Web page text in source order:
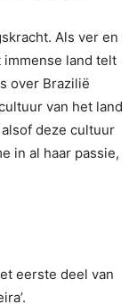
Als ver en
land telt
over Brazilië
van het land
deze cultuur
in al haar passie,
eerste deel van